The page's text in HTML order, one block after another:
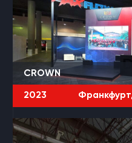
CROWN
2023